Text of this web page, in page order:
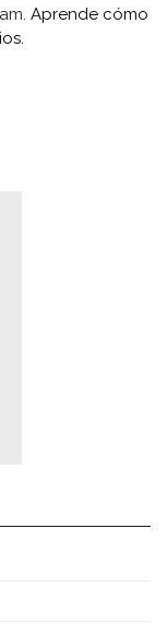
Aprende cómo